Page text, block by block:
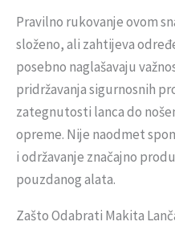
Pravilno rukovanje ovom
složeno, ali zahtijeva
posebno naglašavaju
pridržavanja sigurnosnih
zategnutosti lanca do
opreme. Nije naodmet
i održavanje značajno
pouzdanog alata.
Zašto Odabrati Makita